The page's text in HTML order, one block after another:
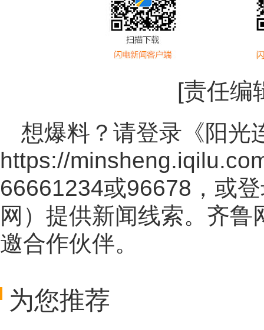
[责任编
想爆料？请登录《阳光
https://
66661234或96678，或
网 ）提供新闻线索。齐鲁
邀合作伙伴。
为您推荐